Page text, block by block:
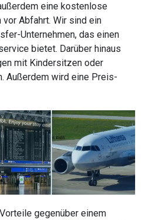
eine kostenlose
Abfahrt. Wir sind ein
Unternehmen, das einen
bietet. Darüber hinaus
mit Kindersitzen oder
Außerdem wird eine Preis-
gegenüber einem